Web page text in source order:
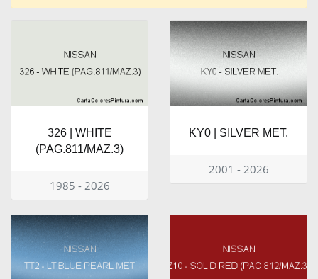
326 | WHITE
(PAG.811/MAZ.3)
1985 - 2026
KY0 | SILVER MET.
2001 - 2026